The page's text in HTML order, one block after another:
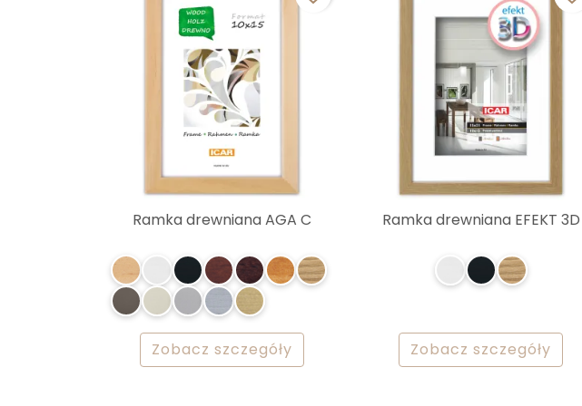
Ramka drewniana AGA C
Zobacz szczegóły
Ramka drewniana EFEKT 3D
Zobacz szczegóły